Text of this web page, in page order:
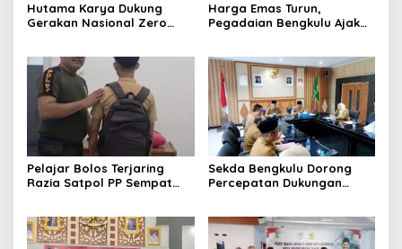
Hutama Karya Dukung
Gerakan Nasional Zero
(SETUJU)
Harga Emas Turun,
Pegadaian Bengkulu Ajak
Pelajar Bolos Terjaring
Razia Satpol PP Sempat
Sekda Bengkulu Dorong
Percepatan Dukungan
Regional